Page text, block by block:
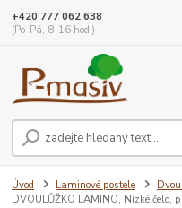
+420 777 062 638
(Po-Pá, 8-16 hod.)
Úvod Laminové postele
DVOULŮŽKO LAMINO, Nízké čelo,